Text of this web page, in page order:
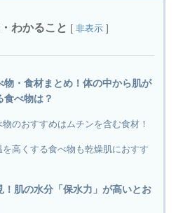
わかること [ 非表示 ]
物・食材まとめ！体の中から肌が
食べ物は？
のおすすめはムチンを含む食材！
高くする食べ物も乾燥肌におすす
！肌の水分「保水力」が高いとお